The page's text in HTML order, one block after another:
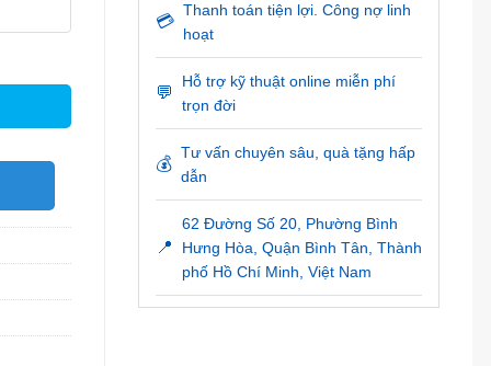
💳
Thanh toán tiện lợi. Công nợ linh
hoạt
💬
Hỗ trợ kỹ thuật online miễn phí
trọn đời
💰
Tư vấn chuyên sâu, quà tặng hấp
dẫn
📍
62 Đường Số 20, Phường Bình
Hưng Hòa, Quận Bình Tân, Thành
phố Hồ Chí Minh, Việt Nam